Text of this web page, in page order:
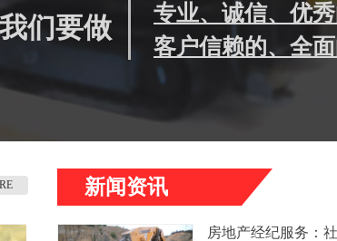
我们要做
专业、诚信、优
客户信赖的、全
新闻资讯
房地产经纪服务：